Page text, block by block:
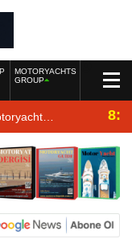
MOTORYACHTS
GROUP